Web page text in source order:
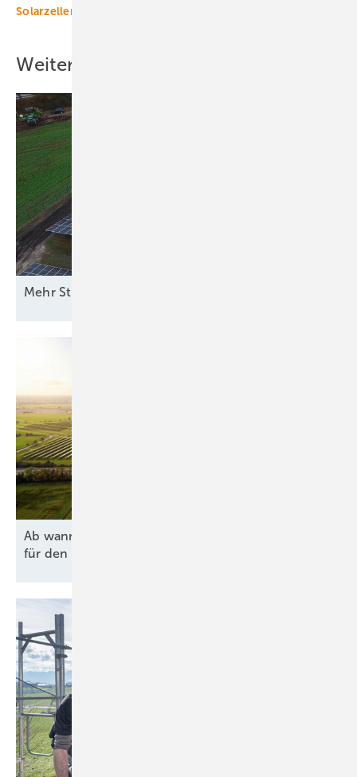
Solarzellen
Weitere Inhalte
M ehr Strom vom
Ab wann lohnen sich Agri-PV und Batteriespeicher
für den Hof